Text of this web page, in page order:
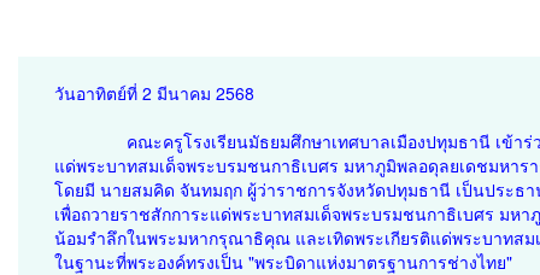
วันอาทิตย์ที่ 2 มีนาคม 2568
คณะครูโรงเรียนมัธยมศึกษาเทศบาลเมืองปทุมธานี เข้า
แด่พระบาทสมเด็จพระบรมชนกาธิเบศร มหาภูมิพลอดุลยเดชมหา
โดยมี นายสมคิด จันทมฤก ผู้ว่าราชการจังหวัดปทุมธานี เป็นประ
เพื่อถวายราชสักการะแด่พระบาทสมเด็จพระบรมชนกาธิเบศร ม
น้อมรำลึกในพระมหากรุณาธิคุณ และเทิดพระเกียรติแด่พระบาทส
ในฐานะที่พระองค์ทรงเป็น "พระบิดาแห่งมาตรฐานการช่างไทย"